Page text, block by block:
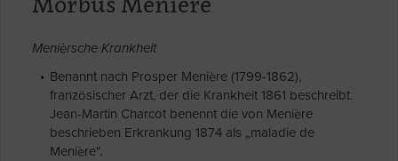
Menièrsche Krankheit
Benannt nach Prosper Menière (1799-1862),
französischer Arzt, der die Krankheit 1861 beschreibt.
Jean-Martin Charcot benennt die von Menière
beschrieben Erkrankung 1874 als „maladie de
Menière".